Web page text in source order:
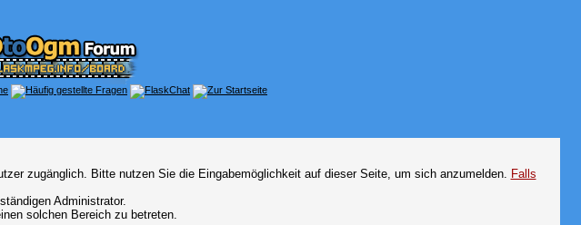
zugänglich. Bitte nutzen Sie die Eingabemöglichkeit auf dieser Seite, um sich anzumelden. Falls
Administrator.
solchen Bereich zu betreten.